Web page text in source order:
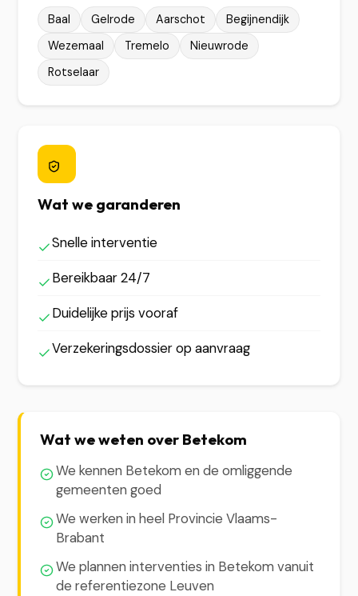
Baal Gelrode Aarschot
Begijnendijk
Wezemaal
Tremelo
Nieuwrode
Rotselaar
Wat we garanderen
Snelle interventie
Bereikbaar 24/7
Duidelijke prijs vooraf
Verzekeringsdossier op aanvraag
Wat we weten over Betekom
We kennen Betekom en de omliggende
gemeenten goed
We werken in heel Provincie Vlaams-
Brabant
We plannen interventies in Betekom vanuit
de referentiezone Leuven